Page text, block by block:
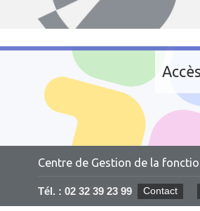
Centre de Gestion de la
Tél. : 02 32 39 23 99 Contact